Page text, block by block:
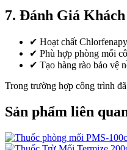
7. Đánh Giá
✔ Hoạt chất
✔ Phù hợp phòng mối
✔ Tạo hàng rào bảo vệ
Trong trường hợp công trình
Sản phẩm liên